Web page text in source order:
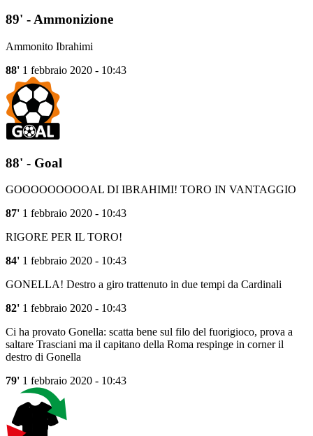
89' - Ammonizione
Ammonito Ibrahimi
88' 1 febbraio 2020 - 10:43
88' - Goal
GOOOOOOOOOAL DI IBRAHIMI! TORO IN VANTAGGIO
87' 1 febbraio 2020 - 10:43
RIGORE PER IL TORO!
84' 1 febbraio 2020 - 10:43
GONELLA! Destro a giro trattenuto in due tempi da Cardinali
82' 1 febbraio 2020 - 10:43
Ci ha provato Gonella: scatta bene sul filo del fuorigioco, prova a
saltare Trasciani ma il capitano della Roma respinge in corner il
destro di Gonella
79' 1 febbraio 2020 - 10:43